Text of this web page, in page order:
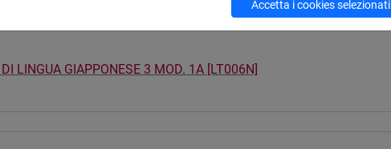
LINGUA GIAPPONESE 3 MOD. 1A [LT006N]
Accetta i cookies selezionati